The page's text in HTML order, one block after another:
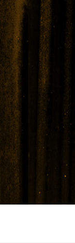
Schmuck-